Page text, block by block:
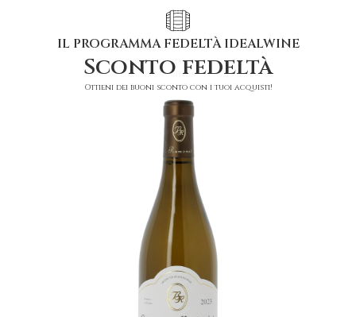
IL PROGRAMMA FEDELTÀ IDEALWINE
Sconto fedeltà
Ottieni dei buoni sconto con i tuoi acquisti!